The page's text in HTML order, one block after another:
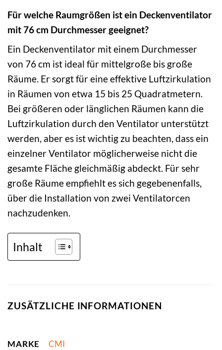
Für welche Raumgrößen ist ein Deckenventilator
mit 76 cm Durchmesser geeignet?
Ein Deckenventilator mit einem Durchmesser
von 76 cm ist ideal für mittelgroße bis große
Räume. Er sorgt für eine effektive Luftzirkulation
in Räumen von etwa 15 bis 25 Quadratmetern.
Bei größeren oder länglichen Räumen kann die
Luftzirkulation durch den Ventilator unterstützt
werden, aber es ist wichtig zu beachten, dass ein
einzelner Ventilator möglicherweise nicht die
gesamte Fläche gleichmäßig abdeckt. Für sehr
große Räume empfiehlt es sich gegebenenfalls,
über die Installation von zwei Ventilatorcen
nachzudenken.
Inhalt
ZUSÄTZLICHE INFORMATIONEN
MARKE CMI